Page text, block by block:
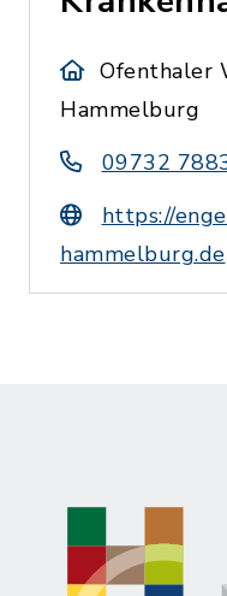
Ofenthaler
Hammelburg
09732
https://
hammelburg.de